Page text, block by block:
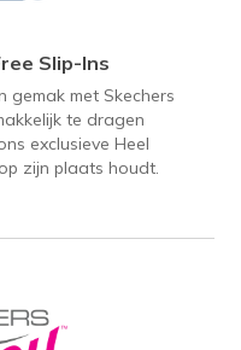
Slip-Ins
gemak met Skechers
te dragen
exclusieve Heel
zijn plaats houdt.